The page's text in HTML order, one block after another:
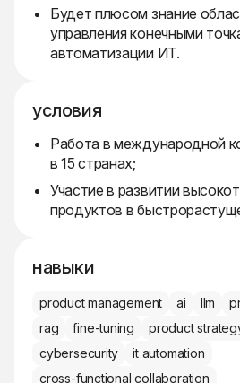
Будет плюсом знание
управления конечными
автоматизации ИТ.
условия
Работа в международной
в 15 странах;
Участие в развитии
продуктов в
навыки
product management ai llm
rag
fine-tuning product
cybersecurity
it automation
cross-functional collaboration